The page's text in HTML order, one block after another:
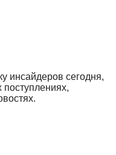
инсайдеров сегодня,